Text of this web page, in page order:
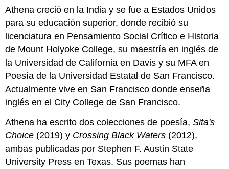
Athena creció en la India y se fue a Estados Unidos
para su educación superior, donde recibió su
licenciatura en Pensamiento Social Crítico e Historia
de Mount Holyoke College, su maestría en inglés de
la Universidad de California en Davis y su MFA en
Poesía de la Universidad Estatal de San Francisco.
Actualmente vive en San Francisco donde enseña
inglés en el City College de San Francisco.
Athena ha escrito dos colecciones de poesía,Sita's
Choice (2019) y Crossing Black Waters (2012),
ambas publicadas por Stephen F. Austin State
University Press en Texas. Sus poemas han